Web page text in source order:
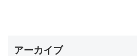
アーカイブ